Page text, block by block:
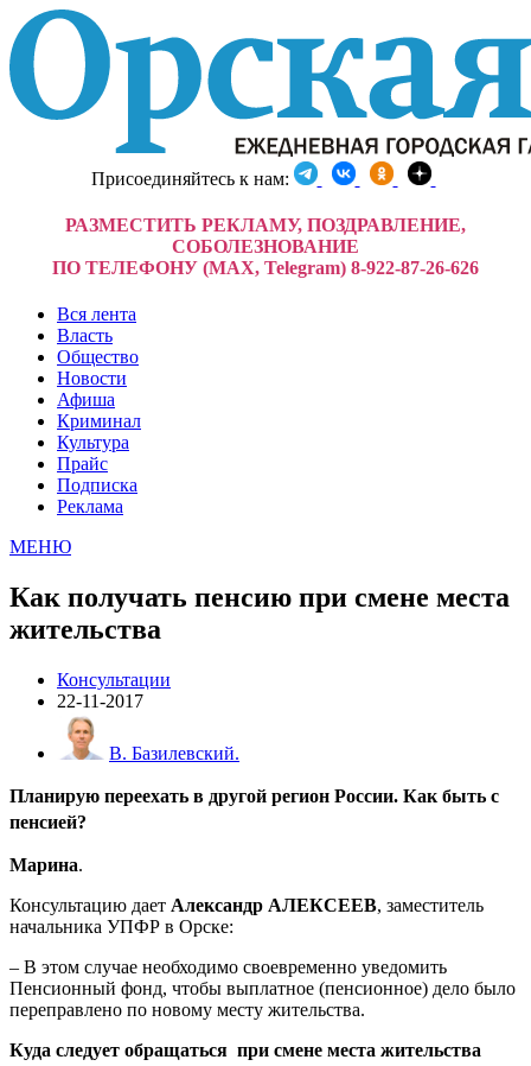
Присоединяйтесь к нам:
РАЗМЕСТИТЬ РЕКЛАМУ, ПОЗДРАВЛЕНИЕ,
СОБОЛЕЗНОВАНИЕ
ПО ТЕЛЕФОНУ (MAX, Telegram) 8-922-87-26-626
Вся лента
Власть
Общество
Новости
Афиша
Криминал
Культура
Прайс
Подписка
Реклама
МЕНЮ
Как получать пенсию при смене места
жительства
Консультации
22-11-2017
В. Базилевский.
Планирую переехать в другой регион России. Как быть с
пенсией?
Марина.
Консультацию дает Александр АЛЕКСЕЕВ, заместитель
начальника УПФР в Орске:
– В этом случае необходимо своевременно уведомить
Пенсионный фонд, чтобы выплатное (пенсионное) дело было
переправлено по новому месту жительства.
Куда следует обращаться при смене места жительства